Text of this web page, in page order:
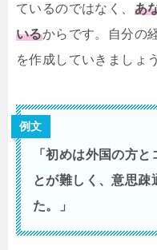
ているのではなく、 あ
いるからです。自分の
を作成していきましょう
例文
「初めは外国の方
とが難しく、意思疎
た。」